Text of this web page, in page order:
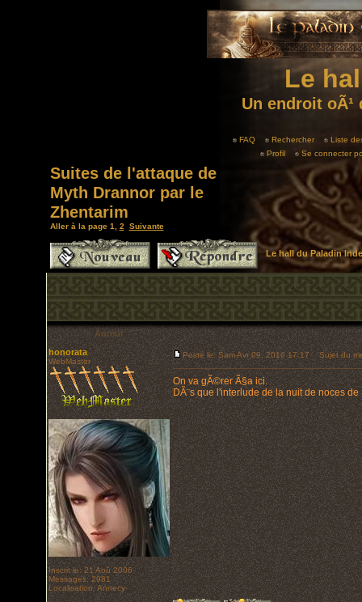
Le
Un endroit
FAQ Rechercher
Liste
Profil
Se connecter
Suites de l'attaque de
Myth Drannor par le
Zhentarim
Aller à la page 1 2 Suivante
Le hall du Paladin
Auteur
honorata
WebMaster
Inscrit le: 21 Aoû 2006
Messages: 2981
Localisation: Annecy
Posté le: Sam Avr 09, 2016 17:17 Sujet du
On va gÃ©rer Ã§a ici.
DÃ¨s que l'interlude de la nuit de noces